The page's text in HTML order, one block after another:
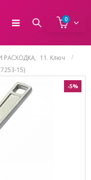
0
РАСХОДКА
11. Ключ
15)
-5%